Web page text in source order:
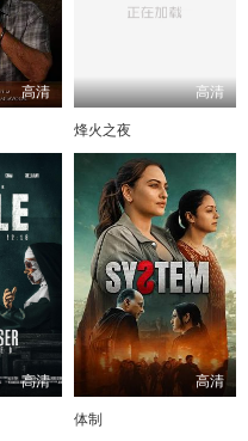
高清 高清
烽火之夜
高清 高清
体制